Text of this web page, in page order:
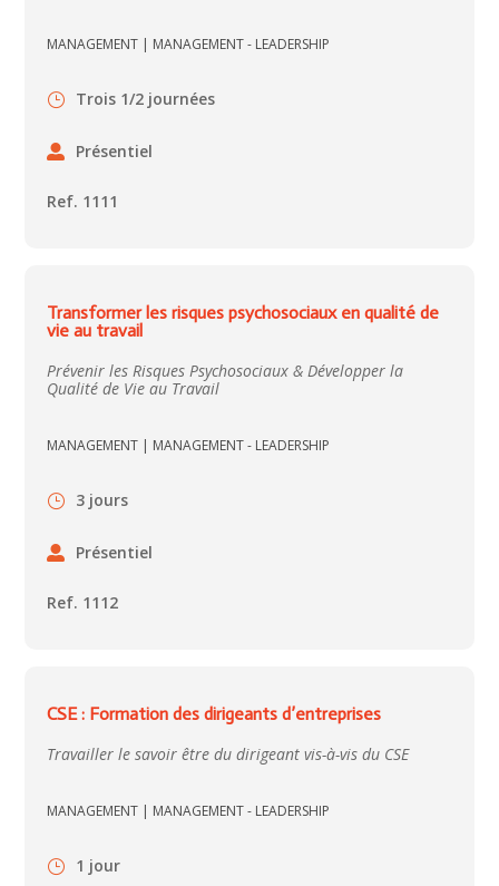
MANAGEMENT | MANAGEMENT - LEADERSHIP
Trois 1/2 journées
Présentiel
Ref. 1111
Transformer les risques psychosociaux en qualité de
vie au travail
Prévenir les Risques Psychosociaux & Développer la
Qualité de Vie au Travail
MANAGEMENT | MANAGEMENT - LEADERSHIP
3 jours
Présentiel
Ref. 1112
CSE : Formation des dirigeants d’entreprises
Travailler le savoir être du dirigeant vis-à-vis du CSE
MANAGEMENT | MANAGEMENT - LEADERSHIP
1 jour